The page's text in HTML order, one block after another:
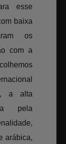
esse
baixa
os
com a
a alta
pela
arábica,